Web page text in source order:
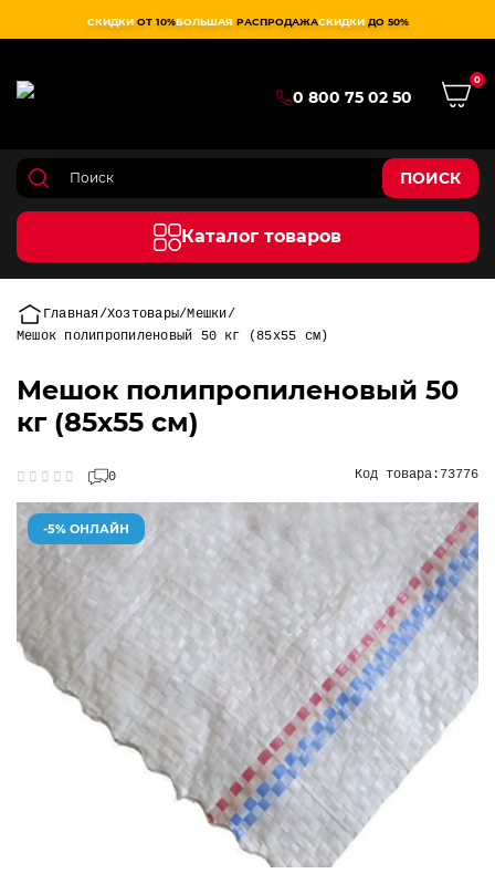
СКИДКИ ОТ 10%БОЛЬШАЯ РАСПРОДАЖАСКИДКИ ДО 50%
0 800 75 02 50
0
ПОИСК
Каталог товаров
Главная Хозтовары Мешки
Мешок полипропиленовый 50 кг (85х55 см)
Мешок полипропиленовый 50
кг (85х55 см)
0 Код товара: 73776
-5% ОНЛАЙН